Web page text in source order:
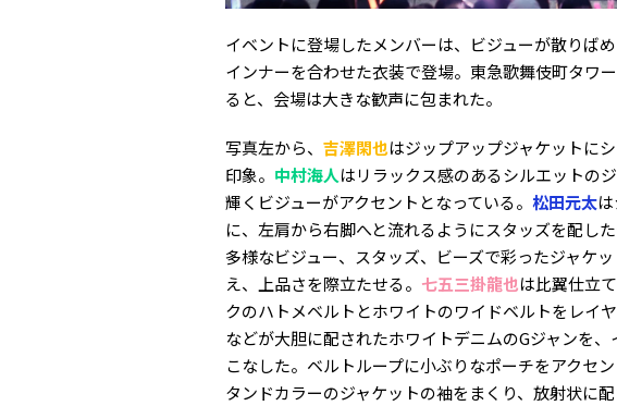
イベントに登場したメンバーは、ビジューが散りば
インナーを合わせた衣装で登場。東急歌舞伎町タワ
ると、会場は大きな歓声に包まれた。
写真左から、 吉澤閑也はジップアップジャケットに
印象。 中村海人はリラックス感のあるシルエットの
輝くビジューがアクセントとなっている。 松田元太
に、左肩から右脚へと流れるようにスタッズを配し
多様なビジュー、スタッズ、ビーズで彩ったジャケ
え、上品さを際立たせる。 七五三掛龍也は比翼仕立
クのハトメベルトとホワイトのワイドベルトをレイヤ
などが大胆に配されたホワイトデニムのGジャンを
こなした。ベルトループに小ぶりなポーチをアクセン
タンドカラーのジャケットの袖をまくり、放射状に